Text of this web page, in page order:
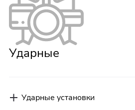
Ударные
Ударные установки